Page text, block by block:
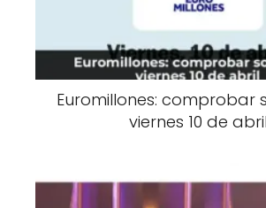
Euromillones: comprobar
viernes 10 de abril